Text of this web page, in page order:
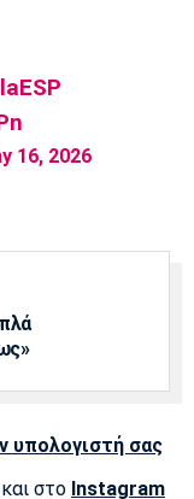
Μαρσέιγ
Τότεναμ
16, 2026
υπολογιστή σας
και στο Instagram